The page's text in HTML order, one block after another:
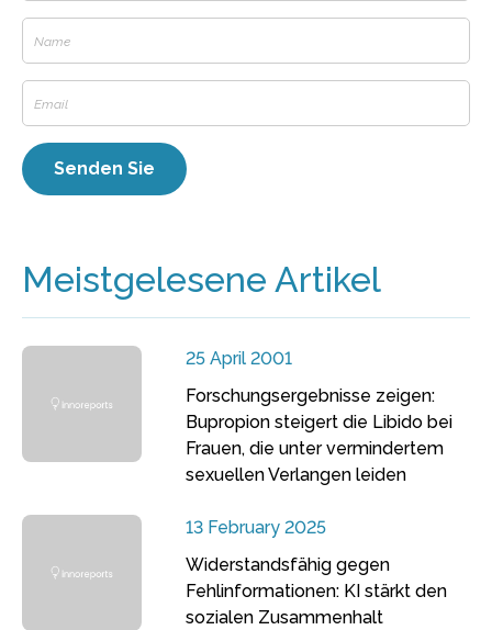
Meistgelesene Artikel
25 April 2001
Forschungsergebnisse zeigen:
Bupropion steigert die Libido bei
Frauen, die unter vermindertem
sexuellen Verlangen leiden
13 February 2025
Widerstandsfähig gegen
Fehlinformationen: KI stärkt den
sozialen Zusammenhalt